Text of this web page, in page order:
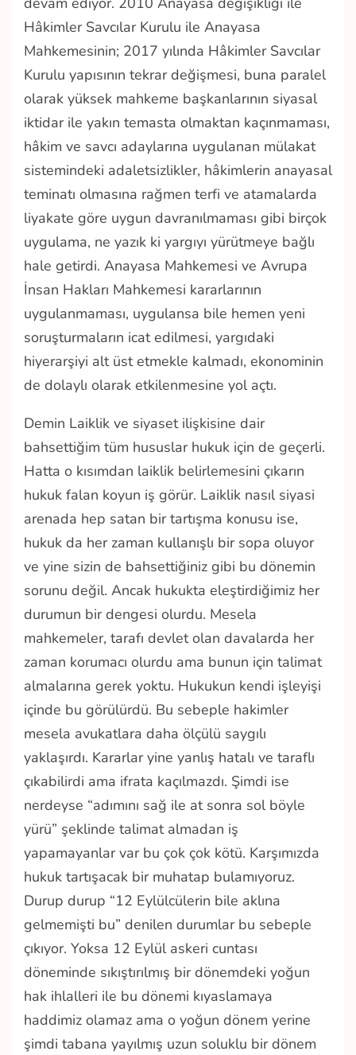
Hâkimler Savcılar Kurulu ile Anayasa
Mahkemesinin; 2017 yılında Hâkimler Savcılar
Kurulu yapısının tekrar değişmesi, buna paralel
olarak yüksek mahkeme başkanlarının siyasal
iktidar ile yakın temasta olmaktan kaçınmaması,
hâkim ve savcı adaylarına uygulanan mülakat
sistemindeki adaletsizlikler, hâkimlerin anayasal
teminatı olmasına rağmen terfi ve atamalarda
liyakate göre uygun davranılmaması gibi birçok
uygulama, ne yazık ki yargıyı yürütmeye bağlı
hale getirdi. Anayasa Mahkemesi ve Avrupa
İnsan Hakları Mahkemesi kararlarının
uygulanmaması, uygulansa bile hemen yeni
soruşturmaların icat edilmesi, yargıdaki
hiyerarşiyi alt üst etmekle kalmadı, ekonominin
de dolaylı olarak etkilenmesine yol açtı.
Demin Laiklik ve siyaset ilişkisine dair
bahsettiğim tüm hususlar hukuk için de geçerli.
Hatta o kısımdan laiklik belirlemesini çıkarın
hukuk falan koyun iş görür. Laiklik nasıl siyasi
arenada hep satan bir tartışma konusu ise,
hukuk da her zaman kullanışlı bir sopa oluyor
ve yine sizin de bahsettiğiniz gibi bu dönemin
sorunu değil. Ancak hukukta eleştirdiğimiz her
durumun bir dengesi olurdu. Mesela
mahkemeler, tarafı devlet olan davalarda her
zaman korumacı olurdu ama bunun için talimat
almalarına gerek yoktu. Hukukun kendi işleyişi
içinde bu görülürdü. Bu sebeple hakimler
mesela avukatlara daha ölçülü saygılı
yaklaşırdı. Kararlar yine yanlış hatalı ve taraflı
çıkabilirdi ama ifrata kaçılmazdı. Şimdi ise
nerdeyse “adımını sağ ile at sonra sol böyle
yürü” şeklinde talimat almadan iş
yapamayanlar var bu çok çok kötü. Karşımızda
hukuk tartışacak bir muhatap bulamıyoruz.
Durup durup “12 Eylülcülerin bile aklına
gelmemişti bu” denilen durumlar bu sebeple
çıkıyor. Yoksa 12 Eylül askeri cuntası
döneminde sıkıştırılmış bir dönemdeki yoğun
hak ihlalleri ile bu dönemi kıyaslamaya
haddimiz olamaz ama o yoğun dönem yerine
şimdi tabana yayılmış uzun soluklu bir dönem